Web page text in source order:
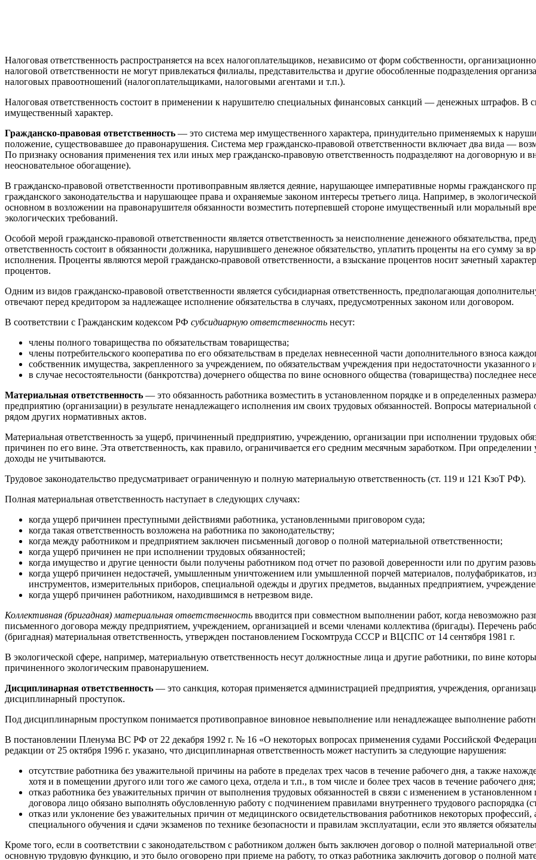
Налоговая ответственность распространяется на всех налогоплательщиков, независимо от форм собственности,
налоговой ответственности не могут привлекаться филиалы, представительства и другие обособленные подразделения
налоговых правоотношений (налогоплательщиками, налоговыми агентами и т.п.).
Налоговая ответственность состоит в применении к нарушителю специальных финансовых санкций — денежных штрафов. В
имущественный характер.
Гражданско-правовая ответственность — это система мер имущественного характера, принудительно применяемых к
положение, существовавшее до правонарушения. Система мер гражданско-правовой ответственности включает два вида —
По признаку основания применения тех или иных мер гражданско-правовую ответственность подразделяют на договорную и
неосновательное обогащение).
В гражданско-правовой ответственности противоправным является деяние, нарушающее императивные нормы гражданского
гражданского законодательства и нарушающее права и охраняемые законом интересы третьего лица. Например, в
основном в возложении на правонарушителя обязанности возместить потерпевшей стороне имущественный или моральный
экологических требований.
Особой мерой гражданско-правовой ответственности является ответственность за неисполнение денежного обязательства,
ответственность состоит в обязанности должника, нарушившего денежное обязательство, уплатить проценты на его сумму за
исполнения. Проценты являются мерой гражданско-правовой ответственности, а взыскание процентов носит зачетный
процентов.
Одним из видов гражданско-правовой ответственности является субсидиарная ответственность, предполагающая
отвечают перед кредитором за надлежащее исполнение обязательства в случаях, предусмотренных законом или договором.
В соответствии с Гражданским кодексом РФ субсидиарную ответственность несут:
члены полного товарищества по обязательствам товарищества;
члены потребительского кооператива по его обязательствам в пределах невнесенной части дополнительного взноса
собственник имущества, закрепленного за учреждением, по обязательствам учреждения при недостаточности указанного
в случае несостоятельности (банкротства) дочернего общества по вине основного общества (товарищества) последнее
Материальная ответственность — это обязанность работника возместить в установленном порядке и в определенных
предприятию (организации) в результате ненадлежащего исполнения им своих трудовых обязанностей. Вопросы
рядом других нормативных актов.
Материальная ответственность за ущерб, причиненный предприятию, учреждению, организации при исполнении трудовых
причинен по его вине. Эта ответственность, как правило, ограничивается его средним месячным заработком. При
доходы не учитываются.
Трудовое законодательство предусматривает ограниченную и полную материальную ответственность (ст. 119 и 121 КзоТ РФ).
Полная материальная ответственность наступает в следующих случаях:
когда ущерб причинен преступными действиями работника, установленными приговором суда;
когда такая ответственность возложена на работника по законодательству;
когда между работником и предприятием заключен письменный договор о полной материальной ответственности;
когда ущерб причинен не при исполнении трудовых обязанностей;
когда имущество и другие ценности были получены работником под отчет по разовой доверенности или по другим
когда ущерб причинен недостачей, умышленным уничтожением или умышленной порчей материалов, полуфабрикатов,
инструментов, измерительных приборов, специальной одежды и других предметов, выданных предприятием,
когда ущерб причинен работником, находившимся в нетрезвом виде.
Коллективная (бригадная) материальная ответственность вводится при совместном выполнении работ, когда невозможно
письменного договора между предприятием, учреждением, организацией и всеми членами коллектива (бригады). Перечень
(бригадная) материальная ответственность, утвержден постановлением Госкомтруда СССР и ВЦСПС от 14 сентября 1981 г.
В экологической сфере, например, материальную ответственность несут должностные лица и другие работники, по вине
причиненного экологическим правонарушением.
Дисциплинарная ответственность — это санкция, которая применяется администрацией предприятия, учреждения,
дисциплинарный проступок.
Под дисциплинарным проступком понимается противоправное виновное невыполнение или ненадлежащее выполнение
В постановлении Пленума ВС РФ от 22 декабря 1992 г. № 16 «О некоторых вопросах применения судами Российской
редакции от 25 октября 1996 г. указано, что дисциплинарная ответственность может наступить за следующие нарушения:
отсутствие работника без уважительной причины на работе в пределах трех часов в течение рабочего дня, а также
хотя и в помещении другого или того же самого цеха, отдела и т.п., в том числе и более трех часов в течение рабочего дня;
отказ работника без уважительных причин от выполнения трудовых обязанностей в связи с изменением в
договора лицо обязано выполнять обусловленную работу с подчинением правилами внутреннего трудового распорядка
отказ или уклонение без уважительных причин от медицинского освидетельствования работников некоторых
специального обучения и сдачи экзаменов по технике безопасности и правилам эксплуатации, если это является
Кроме того, если в соответствии с законодательством с работником должен быть заключен договор о полной материальной
основную трудовую функцию, и это было оговорено при приеме на работу, то отказ работника заключить договор о полной